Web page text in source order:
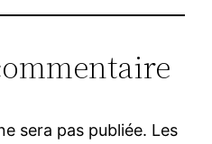
sera pas publiée. Les